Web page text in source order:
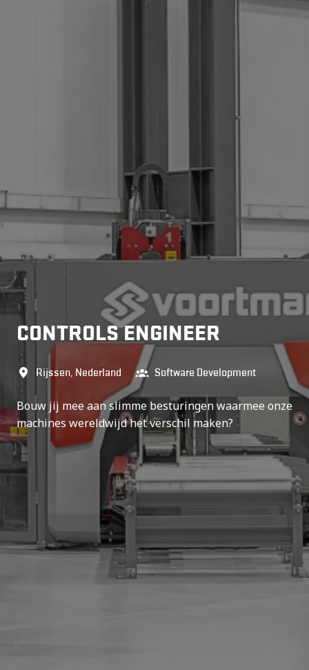
CONTROLS ENGINEER
Rijssen, Nederland Software Development
Bouw jij mee aan slimme besturingen waarmee onze
machines wereldwijd het verschil maken?